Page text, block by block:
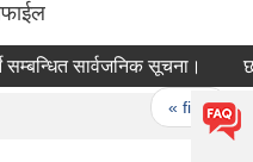
सार्वजनिक सूचना।
« first